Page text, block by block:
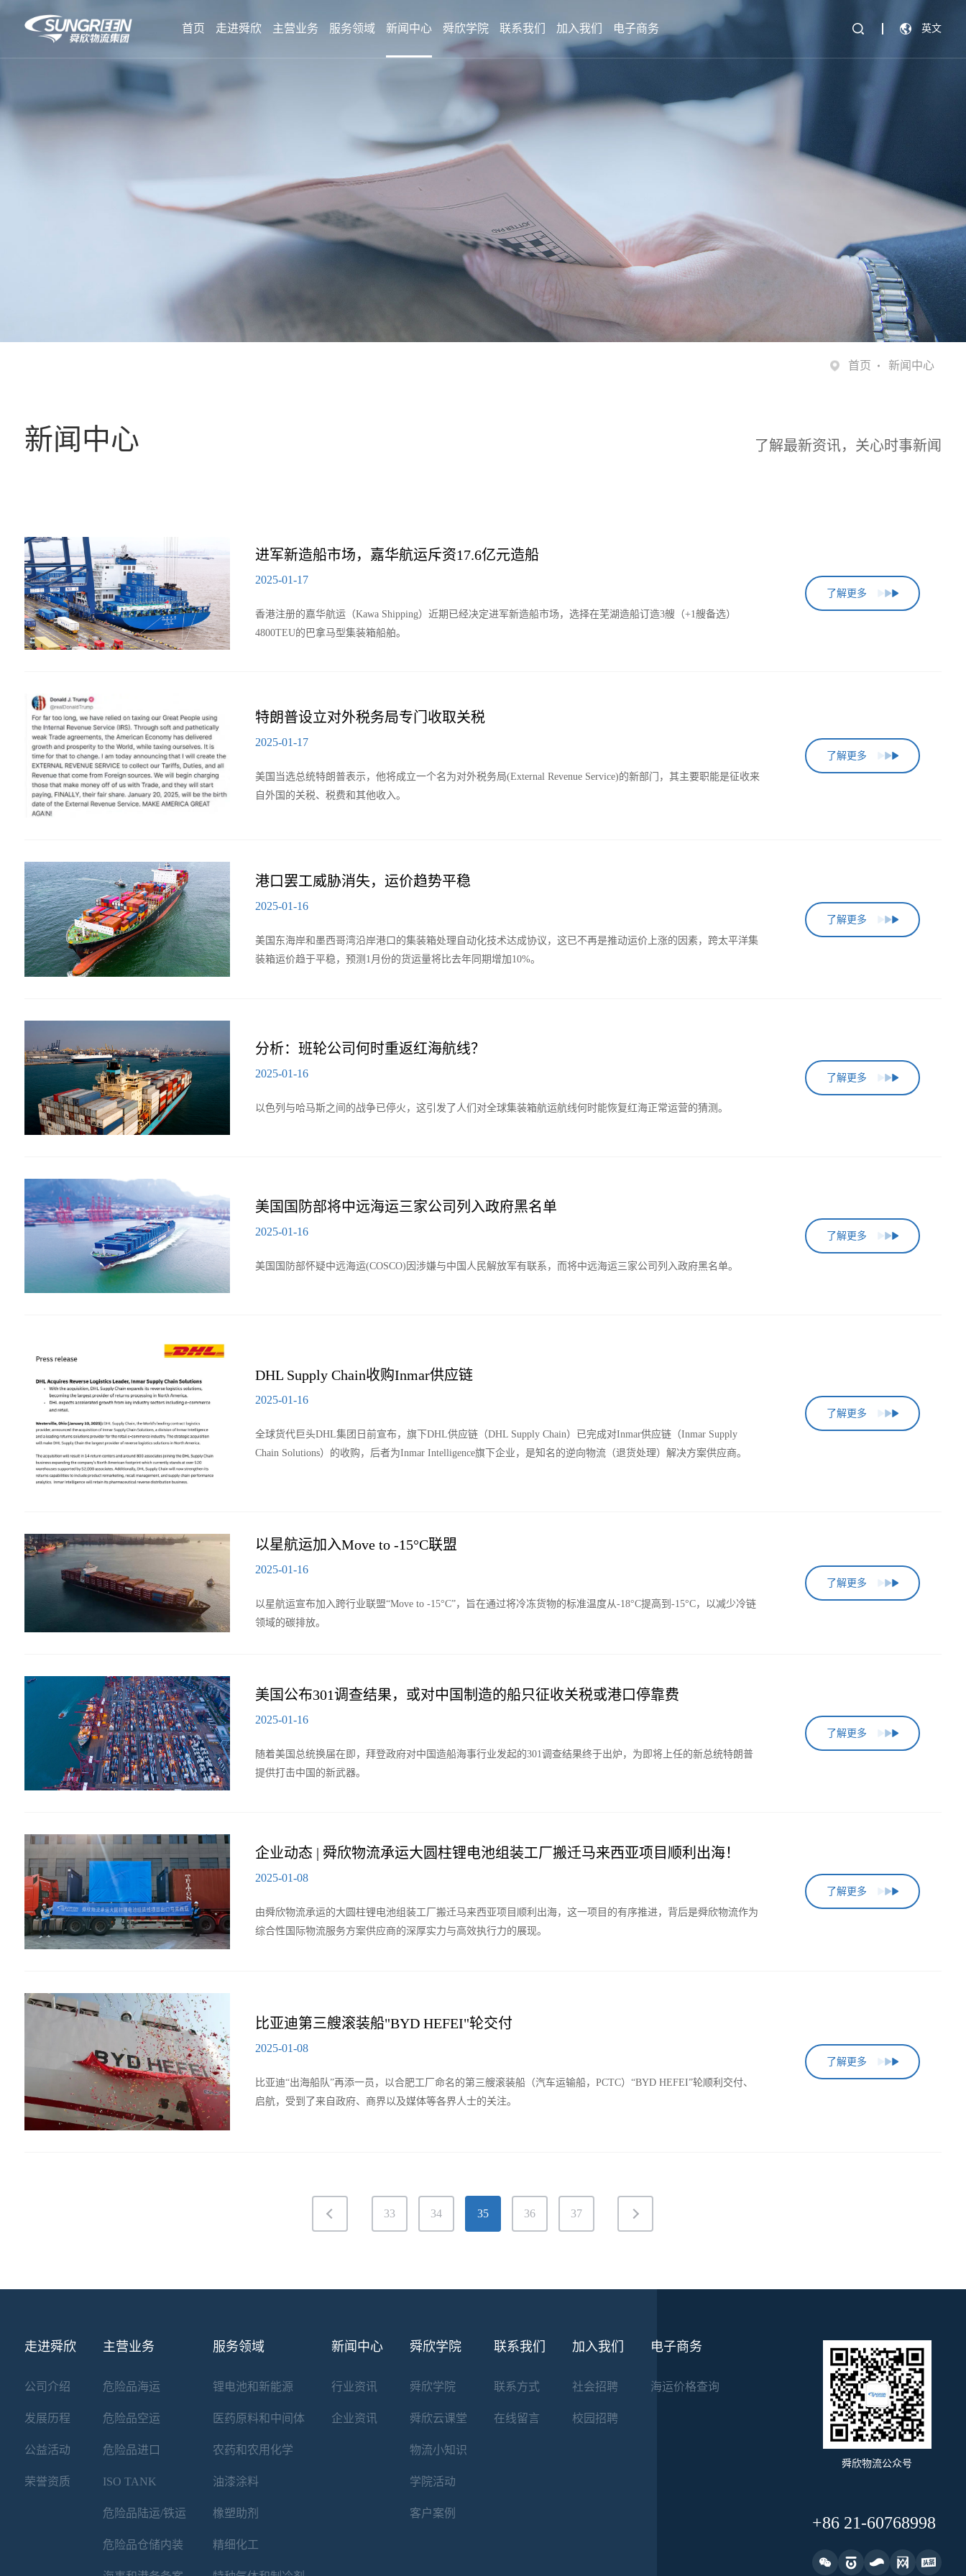
首页 走进舜欣 主营业务 服务领域 新闻中心 舜欣学院 联系我们 加入我们 电子商务 英文
首页 新闻中心
新闻中心 了解最新资讯，关心时事新闻
进军新造船市场，嘉华航运斥资17.6亿元造船
2025-01-17
香港注册的嘉华航运（Kawa Shipping）近期已经决定进军新造船市场，选择在芜湖造船订造3艘（+1艘备选）
4800TEU的巴拿马型集装箱船舶。
了解更多
特朗普设立对外税务局专门收取关税
2025-01-17
美国当选总统特朗普表示，他将成立一个名为对外税务局(External Revenue Service)的新部门，其主要职能是征收来
自外国的关税、税费和其他收入。
了解更多
港口罢工威胁消失，运价趋势平稳
2025-01-16
美国东海岸和墨西哥湾沿岸港口的集装箱处理自动化技术达成协议，这已不再是推动运价上涨的因素，跨太平洋集
装箱运价趋于平稳，预测1月份的货运量将比去年同期增加10%。
了解更多
分析：班轮公司何时重返红海航线？
2025-01-16
以色列与哈马斯之间的战争已停火，这引发了人们对全球集装箱航运航线何时能恢复红海正常运营的猜测。
了解更多
美国国防部将中远海运三家公司列入政府黑名单
2025-01-16
美国国防部怀疑中远海运(COSCO)因涉嫌与中国人民解放军有联系，而将中远海运三家公司列入政府黑名单。
了解更多
DHL Supply Chain收购Inmar供应链
2025-01-16
全球货代巨头DHL集团日前宣布，旗下DHL供应链（DHL Supply Chain）已完成对Inmar供应链（Inmar Supply
Chain Solutions）的收购，后者为Inmar Intelligence旗下企业，是知名的逆向物流（退货处理）解决方案供应商。
了解更多
以星航运加入Move to -15°C联盟
2025-01-16
以星航运宣布加入跨行业联盟“Move to -15°C”，旨在通过将冷冻货物的标准温度从-18°C提高到-15°C，以减少冷链
领域的碳排放。
了解更多
美国公布301调查结果，或对中国制造的船只征收关税或港口停靠费
2025-01-16
随着美国总统换届在即，拜登政府对中国造船海事行业发起的301调查结果终于出炉，为即将上任的新总统特朗普
提供打击中国的新武器。
了解更多
企业动态 | 舜欣物流承运大圆柱锂电池组装工厂搬迁马来西亚项目顺利出海！
2025-01-08
由舜欣物流承运的大圆柱锂电池组装工厂搬迁马来西亚项目顺利出海，这一项目的有序推进，背后是舜欣物流作为
综合性国际物流服务方案供应商的深厚实力与高效执行力的展现。
了解更多
比亚迪第三艘滚装船"BYD HEFEI"轮交付
2025-01-08
比亚迪“出海船队”再添一员，以合肥工厂命名的第三艘滚装船（汽车运输船，PCTC）“BYD HEFEI”轮顺利交付、
启航，受到了来自政府、商界以及媒体等各界人士的关注。
了解更多
33 34 35 36 37
走进舜欣
公司介绍
发展历程
公益活动
荣誉资质
主营业务
危险品海运
危险品空运
危险品进口
ISO TANK
危险品陆运/铁运
危险品仓储内装
服务领域
锂电池和新能源
医药原料和中间体
农药和农用化学
油漆涂料
橡塑助剂
精细化工
新闻中心
行业资讯
企业资讯
舜欣学院
舜欣学院
舜欣云课堂
物流小知识
学院活动
客户案例
联系我们
联系方式
在线留言
加入我们
社会招聘
校园招聘
电子商务
海运价格查询
舜欣物流公众号
+86 21-60768998